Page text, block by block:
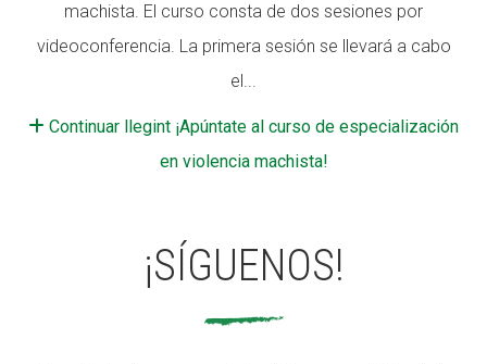
machista. El curso consta de dos sesiones por
videoconferencia. La primera sesión se llevará a cabo
el...
Continuar llegint ¡Apúntate al curso de especialización
en violencia machista!
¡SÍGUENOS!